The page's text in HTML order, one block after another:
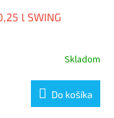
l SWING
Skladom
Do košíka